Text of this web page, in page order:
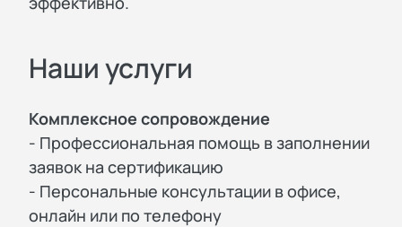
Наши услуги
Комплексное сопровождение
- Профессиональная помощь в заполнении
заявок на сертификацию
- Персональные консультации в офисе,
онлайн или по телефону